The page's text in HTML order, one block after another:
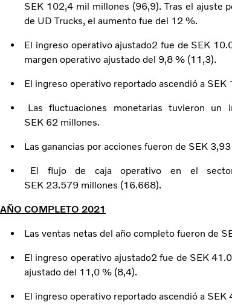
SEK 102,4 mil millones (96,9). Tras el ajuste
de UD Trucks, el aumento fue del 12 %.
El ingreso operativo ajustado2 fue de SEK
margen operativo ajustado del 9,8 % (11,3).
El ingreso operativo reportado ascendió a
Las fluctuaciones monetarias tuvieron
SEK 62 millones.
Las ganancias por acciones fueron de SEK
El flujo de caja operativo en el
SEK 23.579 millones (16.668).
AÑO COMPLETO 2021
Las ventas netas del año completo fueron de
El ingreso operativo ajustado2 fue de SEK
ajustado del 11,0 % (8,4).
El ingreso operativo reportado ascendió a